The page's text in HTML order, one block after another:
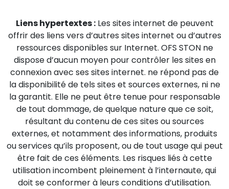
Liens hypertextes :Les sites internet de peuvent
offrir des liens vers d’autres sites internet ou d’autres
ressources disponibles sur Internet. OFS STON ne
dispose d’aucun moyen pour contrôler les sites en
connexion avec ses sites internet. ne répond pas de
la disponibilité de tels sites et sources externes, ni ne
la garantit. Elle ne peut être tenue pour responsable
de tout dommage, de quelque nature que ce soit,
résultant du contenu de ces sites ou sources
externes, et notamment des informations, produits
ou services qu’ils proposent, ou de tout usage qui peut
être fait de ces éléments. Les risques liés à cette
utilisation incombent pleinement à l’internaute, qui
doit se conformer à leurs conditions d’utilisation.